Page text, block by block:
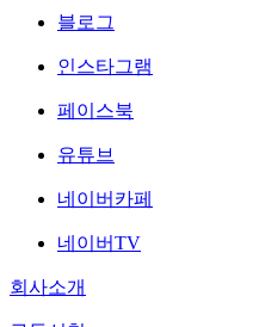
블로그
인스타그램
페이스북
유튜브
네이버카페
네이버TV
회사소개